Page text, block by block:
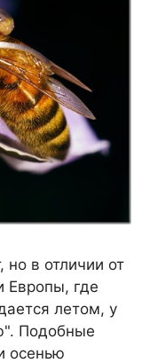
но в отличии от
Европы, где
летом, у
Подобные
осенью